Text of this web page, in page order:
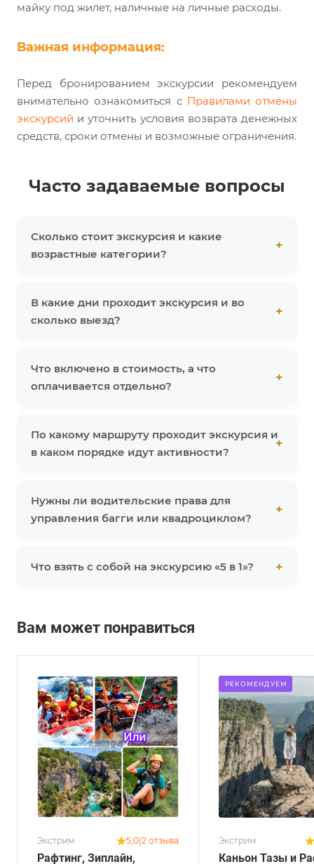
майку под жилет, наличные на личные расходы.
Важная информация:
Перед бронированием экскурсии рекомендуем
внимательно ознакомиться с Правилами отмены
экскурсий и уточнить условия возврата денежных
средств, сроки отмены и возможные ограничения.
Часто задаваемые вопросы
Сколько стоит экскурсия и какие
возрастные категории?
В какие дни проходит экскурсия и во
сколько выезд?
Что включено в стоимость, а что
оплачивается отдельно?
По какому маршруту проходит экскурсия и
в каком порядке идут активности?
Нужны ли водительские права для
управления багги или квадроциклом?
Что взять с собой на экскурсию «5 в 1»?
Вам может понравиться
Экстрим 5,0 2 отзыва
Рафтинг, Зиплайн,
РЕКОМЕНДУЕМ
Экстрим
Каньон Тазы и